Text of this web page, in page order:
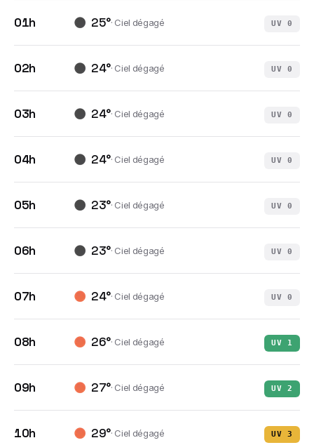
01h 25°· Ciel dégagé UV0
02h 24°· Ciel dégagé UV0
03h 24°· Ciel dégagé UV0
04h 24°· Ciel dégagé UV0
05h 23°· Ciel dégagé UV0
06h 23°· Ciel dégagé UV0
07h 24°· Ciel dégagé UV0
08h 26°· Ciel dégagé UV 1
09h 27°· Ciel dégagé UV2
10h 29°· Ciel dégagé UV 3